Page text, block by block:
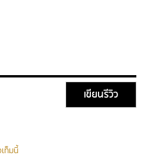
เขียนรีวิว
ท็มนี้